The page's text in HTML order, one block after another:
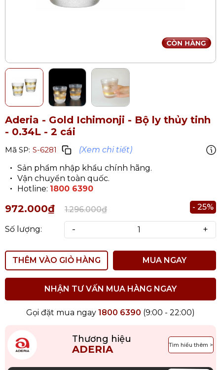
Aderia - Gold Ichimonji - Bộ ly thủy tinh
- 0.34L - 2 cái
Mã SP: S-6281
(Xem chi tiết)
Sản phẩm nhập khẩu chính hãng.
Vận chuyển toàn quốc.
Hotline: 1800 6390
972.000₫ 1.296.000₫ - 25%
Số lượng: - +
THÊM VÀO GIỎ HÀNG MUA NGAY
NHẬN TƯ VẤN MUA HÀNG NGAY
Gọi đặt mua ngay 1800 6390 (9:00 - 22:00)
Thương hiệu
ADERIA Tìm hiểu thêm >